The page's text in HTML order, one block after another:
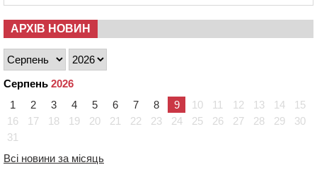
АРХІВ НОВИН
Серпень 2026
1
2 3 4 5 6 7 8 9 10 11 12 13 14
15
16
17 18 19 20 21 22 23 24 25 26 27 28 29
30
31
Всі новини за місяць